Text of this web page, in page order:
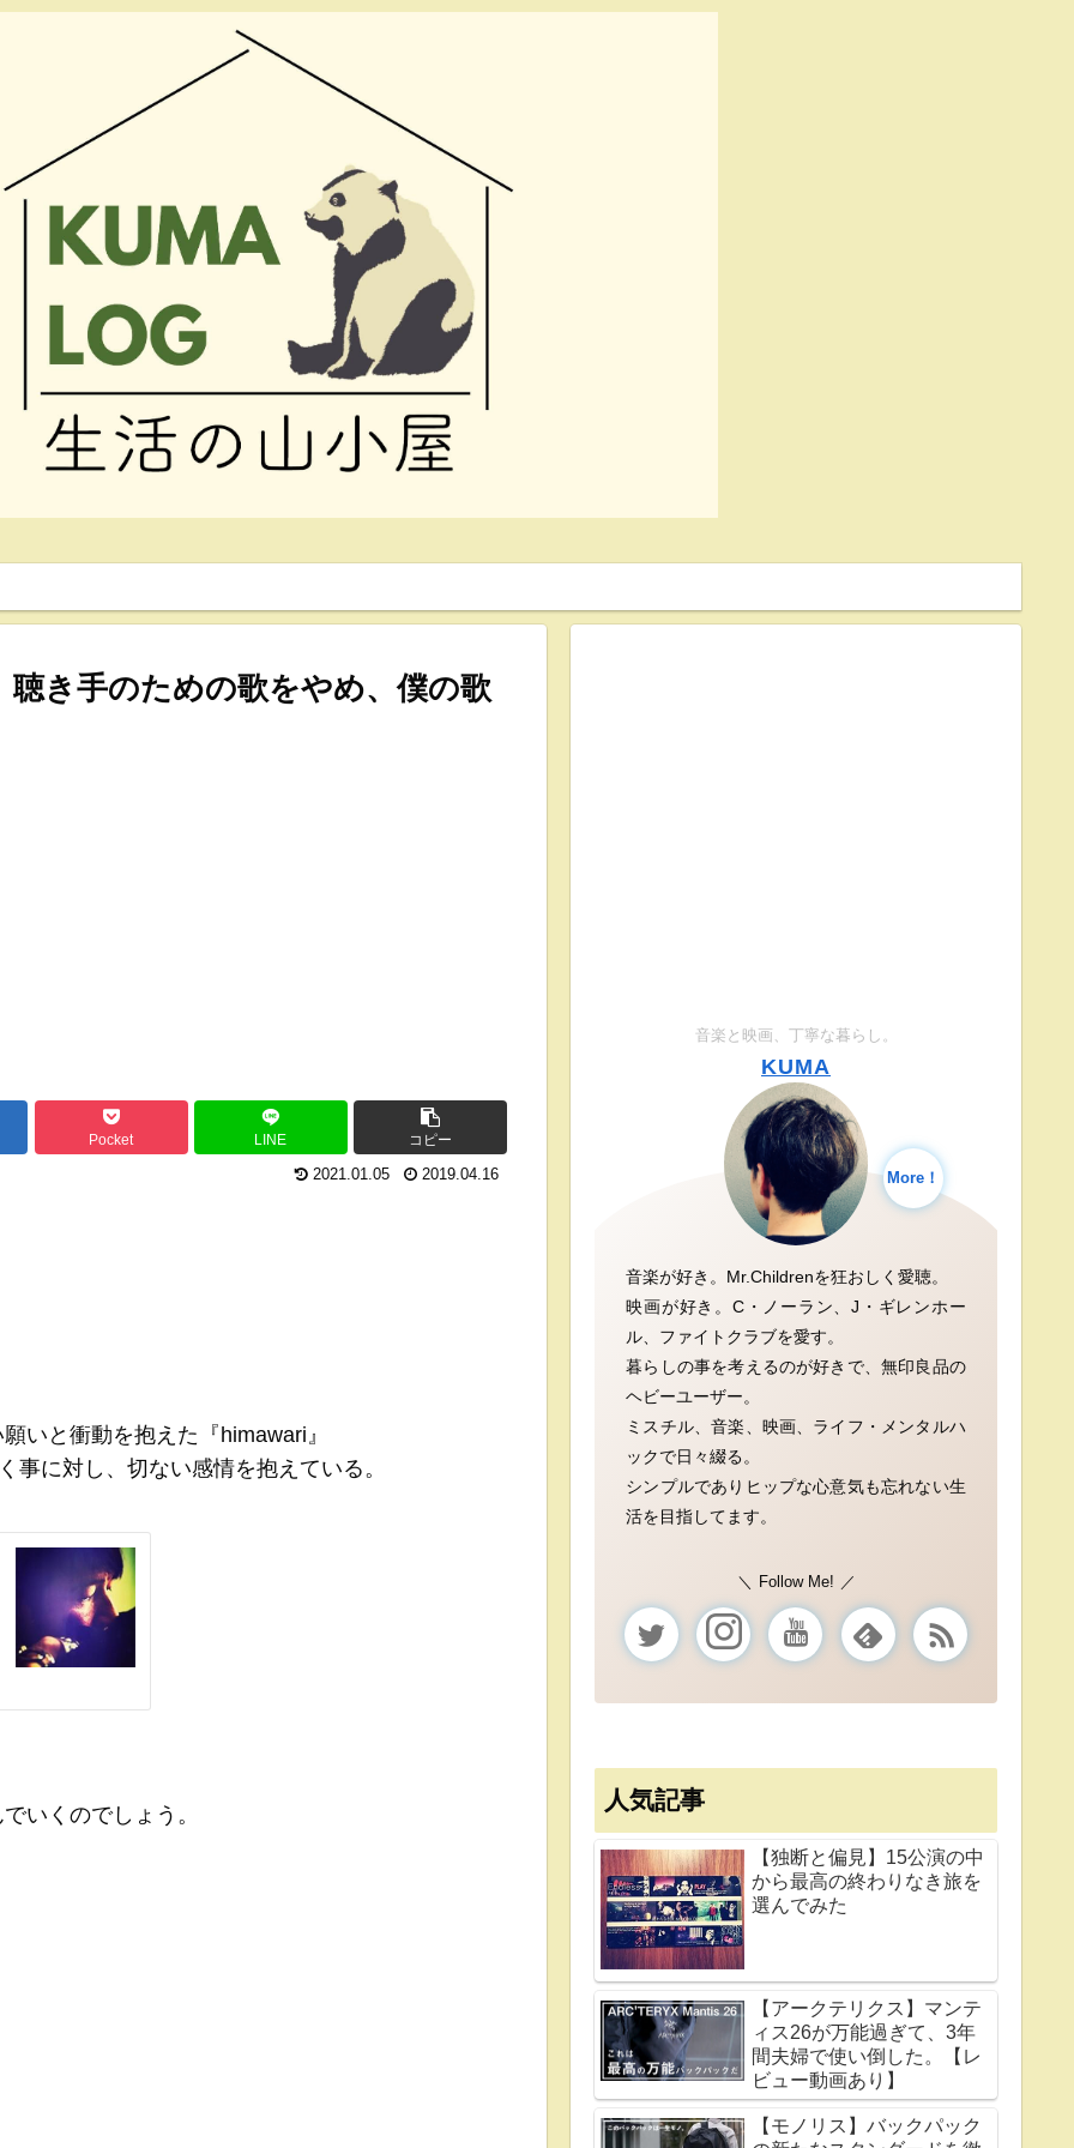
き手のための歌をやめ、僕の歌
Pocket LINE コピー
2021.01.05 2019.04.16
いと衝動を抱えた『himawari』
に対し、切ない感情を抱えている。
いくのでしょう。
音楽と映画、丁寧な暮らし。
KUMA
More！
音楽が好き。Mr.Childrenを狂おしく愛聴。
映画が好き。C・ノーラン、J・ギレンホー
ル、ファイトクラブを愛す。
暮らしの事を考えるのが好きで、無印良品の
ヘビーユーザー。
ミスチル、音楽、映画、ライフ・メンタルハ
ックで日々綴る。
シンプルでありヒップな心意気も忘れない生
活を目指してます。
Follow Me!
人気記事
【独断と偏見】15公演の中
から最高の終わりなき旅を
選んでみた
【アークテリクス】マンテ
ィス26が万能過ぎて、3年
間夫婦で使い倒した。【レ
ビュー動画あり】
【モノリス】バックパック